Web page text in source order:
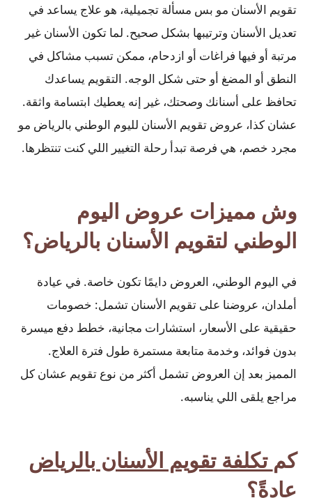
تقويم الأسنان مو بس مسألة تجميلية، هو علاج يساعد في
تعديل الأسنان وترتيبها بشكل صحيح. لما تكون الأسنان غير
مرتبة أو فيها فراغات أو ازدحام، ممكن تسبب مشاكل في
النطق أو المضغ أو حتى شكل الوجه. التقويم يساعدك
تحافظ على أسنانك وصحتك، غير إنه يعطيك ابتسامة واثقة.
عشان كذا، عروض تقويم الأسنان لليوم الوطني بالرياض مو
مجرد خصم، هي فرصة تبدأ رحلة التغيير اللي كنت تنتظرها.
وش مميزات عروض اليوم
الوطني لتقويم الأسنان بالرياض؟
في اليوم الوطني، العروض دايمًا تكون خاصة. في عيادة
أملدان، عروضنا على تقويم الأسنان تشمل: خصومات
حقيقية على الأسعار، استشارات مجانية، خطط دفع ميسرة
بدون فوائد، وخدمة متابعة مستمرة طول فترة العلاج.
المميز بعد إن العروض تشمل أكثر من نوع تقويم عشان كل
مراجع يلقى اللي يناسبه.
كم تكلفة تقويم الأسنان بالرياض
عادةً؟